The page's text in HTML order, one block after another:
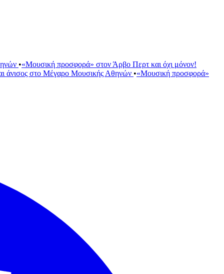
•«Μουσική προσφορά» στον Άρβο Περτ και όχι μόνον!
άνισος στο Μέγαρο Μουσικής Αθηνών •«Μουσική προσφορά»